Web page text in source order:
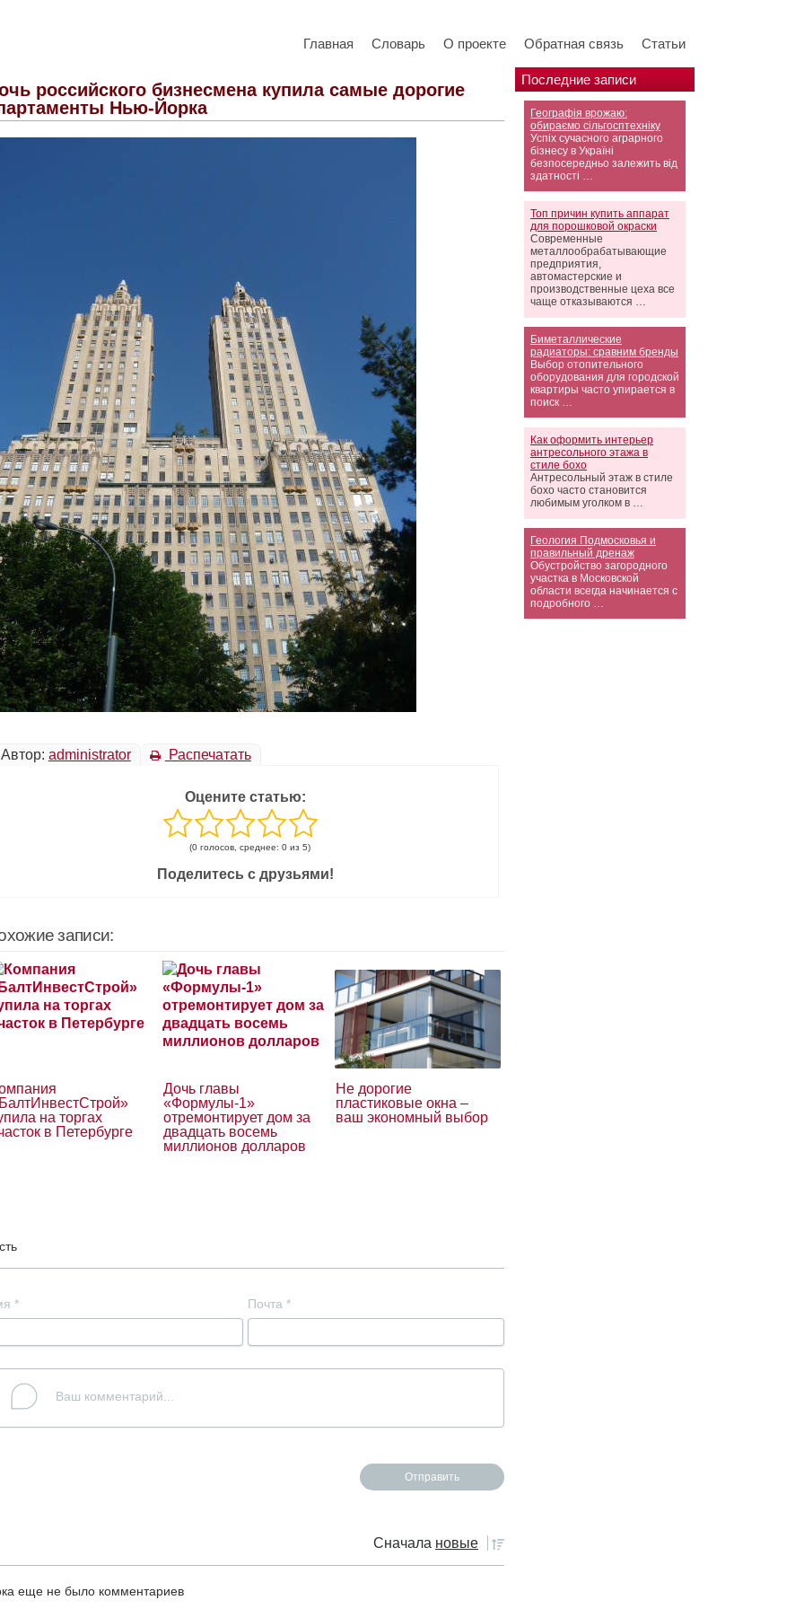
Главная Словарь О проекте Обратная связь Статьи
Последние записи
Географія врожаю:
обираємо сільгосптехніку
Успіх сучасного аграрного
бізнесу в Україні
безпосередньо залежить від
здатності …
Топ причин купить аппарат
для порошковой окраски
Современные
металлообрабатывающие
предприятия,
автомастерские и
производственные цеха все
чаще отказываются …
Биметаллические
радиаторы: сравним бренды
Выбор отопительного
оборудования для городской
квартиры часто упирается в
поиск …
Как оформить интерьер
антресольного этажа в
стиле бохо
Антресольный этаж в стиле
бохо часто становится
любимым уголком в …
Геология Подмосковья и
правильный дренаж
Обустройство загородного
участка в Московской
области всегда начинается с
подробного …
российского бизнесмена купила самые дорогие
Нью-Йорка
Автор: administrator Распечатать
Оцените статью:
(0 голосов, среднее: 0 из 5)
Поделитесь с друзьями!
записи:
на торгах
в Петербурге
Дочь главы
«Формулы-1»
отремонтирует дом за
двадцать восемь
миллионов долларов
Не дорогие
пластиковые окна –
ваш экономный выбор
* Почта *
Сначала новые
еще не было комментариев